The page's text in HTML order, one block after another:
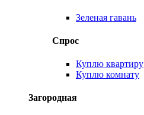
Зеленая гавань
Спрос
Куплю квартиру
Куплю комнату
Загородная